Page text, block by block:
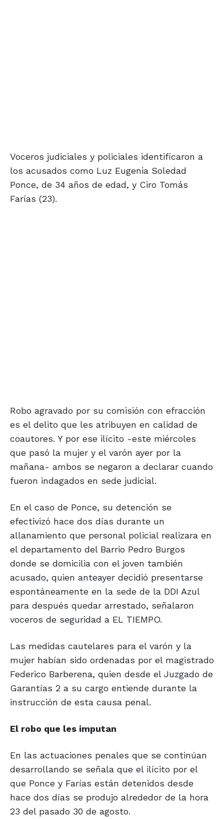
Voceros judiciales y policiales identificaron a
los acusados como Luz Eugenia Soledad
Ponce, de 34 años de edad, y Ciro Tomás
Farías (23).
Robo agravado por su comisión con efracción
es el delito que les atribuyen en calidad de
coautores. Y por ese ilícito -este miércoles
que pasó la mujer y el varón ayer por la
mañana- ambos se negaron a declarar cuando
fueron indagados en sede judicial.
En el caso de Ponce, su detención se
efectivizó hace dos días durante un
allanamiento que personal policial realizara en
el departamento del Barrio Pedro Burgos
donde se domicilia con el joven también
acusado, quien anteayer decidió presentarse
espontáneamente en la sede de la DDI Azul
para después quedar arrestado, señalaron
voceros de seguridad a EL TIEMPO.
Las medidas cautelares para el varón y la
mujer habían sido ordenadas por el magistrado
Federico Barberena, quien desde el Juzgado de
Garantías 2 a su cargo entiende durante la
instrucción de esta causa penal.
El robo que les imputan
En las actuaciones penales que se continúan
desarrollando se señala que el ilícito por el
que Ponce y Farías están detenidos desde
hace dos días se produjo alrededor de la hora
23 del pasado 30 de agosto.